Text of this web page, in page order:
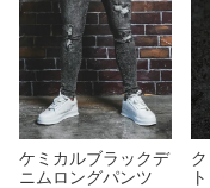
ケミカルブラックデ
ニムロングパンツ
ト